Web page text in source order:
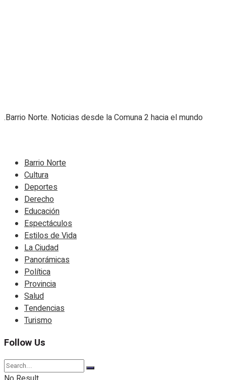
.Barrio Norte. Noticias desde la Comuna 2 hacia el mundo
Barrio Norte
Cultura
Deportes
Derecho
Educación
Espectáculos
Estilos de Vida
La Ciudad
Panorámicas
Política
Provincia
Salud
Tendencias
Turismo
Follow Us